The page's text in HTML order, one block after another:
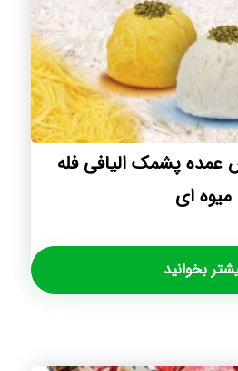
عمده پشمک الیافی فله
میوه ای
بخوانید